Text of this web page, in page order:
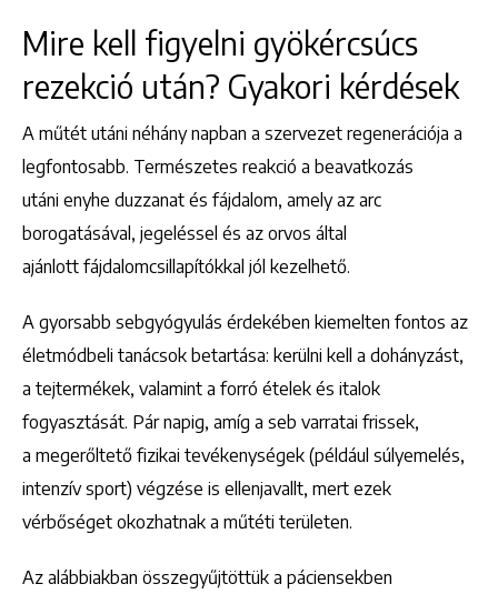
Mire kell figyelni gyökércsúcs
rezekció után? Gyakori kérdések
A műtét utáni néhány napban a szervezet regenerációja a
legfontosabb. Természetes reakció a beavatkozás
utáni enyhe duzzanat és fájdalom, amely az arc
borogatásával, jegeléssel és az orvos által
ajánlott fájdalomcsillapítókkal jól kezelhető.
A gyorsabb sebgyógyulás érdekében kiemelten fontos az
életmódbeli tanácsok betartása: kerülni kell a dohányzást,
a tejtermékek, valamint a forró ételek és italok
fogyasztását. Pár napig, amíg a seb varratai frissek,
a megerőltető fizikai tevékenységek (például súlyemelés,
intenzív sport) végzése is ellenjavallt, mert ezek
vérbőséget okozhatnak a műtéti területen.
Az alábbiakban összegyűjtöttük a páciensekben